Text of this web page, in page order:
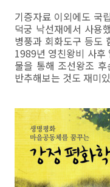
기증자료 이외에도 국
덕궁 낙선재에서 사용
병풍과 회화도구 등도
1989년 영친왕비 사후
물을 통해 조선왕조
반추해보는 것도 재미